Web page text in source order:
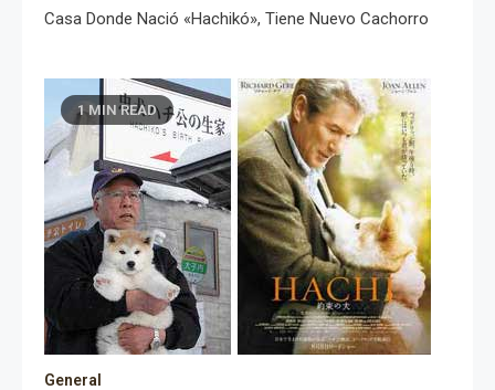
Casa Donde Nació «Hachikó», Tiene Nuevo Cachorro
1 MIN READ
General